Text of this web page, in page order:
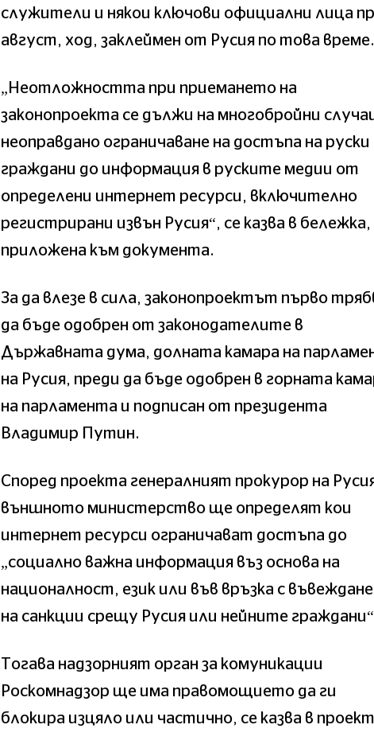
служители и някои ключови официални лица
август, ход, заклеймен от Русия по това време.
„Неотложността при приемането на
законопроекта се дължи на многобройни
неоправдано ограничаване на достъпа на руски
граждани до информация в руските медии от
определени интернет ресурси, включително
регистрирани извън Русия“, се казва в бележка,
приложена към документа.
За да влезе в сила, законопроектът първо
да бъде одобрен от законодателите в
Държавната дума, долната камара на
на Русия, преди да бъде одобрен в горната
на парламента и подписан от президента
Владимир Путин.
Според проекта генералният прокурор на
външното министерство ще определят кои
интернет ресурси ограничават достъпа до
„социално важна информация въз основа на
националност, език или във връзка с
на санкции срещу Русия или нейните
Тогава надзорният орган за комуникации
Роскомнадзор ще има правомощието да ги
блокира изцяло или частично, се казва в